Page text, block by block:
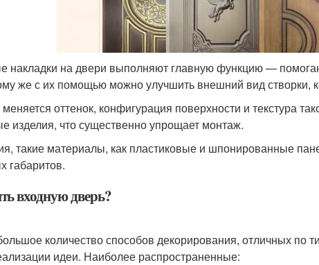
накладки на двери выполняют главную функцию —
же с их помощью можно улучшить внешний вид створки,
оттенок, конфигурация поверхности и текстура
изделия, что существенно упрощает монтаж.
такие материалы, как пластиковые и шпонированные
габаритов.
входную дверь?
количество способов декорирования, отличных по
идеи. Наиболее распространенные: